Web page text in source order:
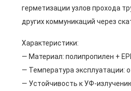
герметизации узлов прохода
других коммуникаций через
Характеристики:
— Материал: полипропилен +
— Температура эксплуатации:
— Устойчивость к УФ-